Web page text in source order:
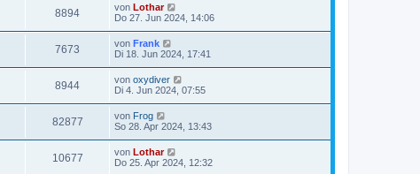
8894 von Lothar
Do 27. Jun 2024, 14:06
7673 von Frank
Di 18. Jun 2024, 17:41
8944 von oxydiver
Di 4. Jun 2024, 07:55
82877 von Frog
So 28. Apr 2024, 13:43
10677 von Lothar
Do 25. Apr 2024, 12:32